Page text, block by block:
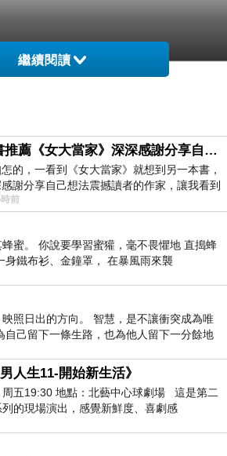
繼續閱讀
好書推薦《女大當家》深深感謝分享自己想法震撼讀者的作家，讓我看到不同樣貌的家庭！
的，一看到《女大當家》就想到另一本書，
謝分享自己想法震撼讀者的作家，讓我看到
貌的家庭！ 《女大
前
蜜。 你說要學習蜜獾，毫不畏懼地 直搗蜂
身鐵布衫、金鐘罩， 在暴風雨來襲
照日出的方向。 智慧，是不讓衝突成為唯
自己留下一條生路，也為他人留下一分餘地
人生11-開始新生活》
五19:30 地點：北藝中心球劇場 這是第二
的現場演出，感覺新鮮度、喜劇感